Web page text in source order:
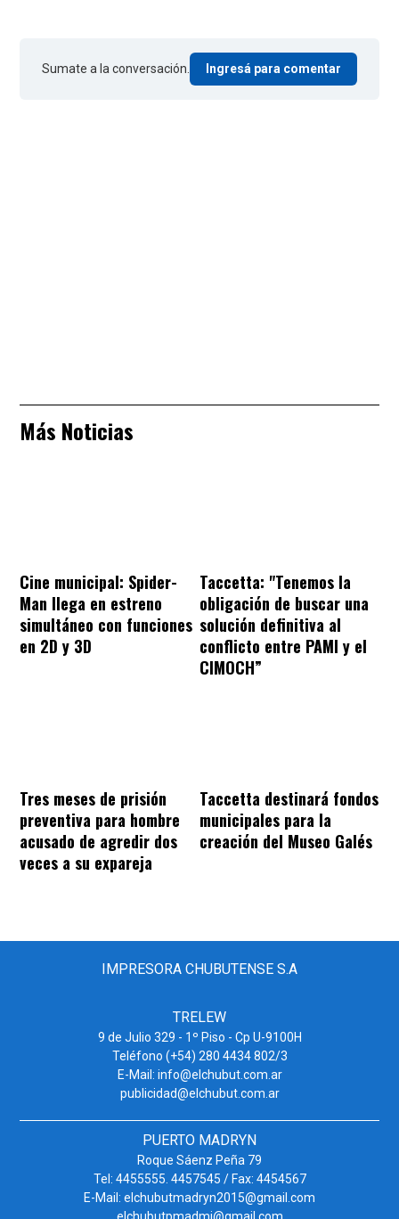
Sumate a la conversación. Ingresá para comentar
Más Noticias
Cine municipal: Spider-
Man llega en estreno
simultáneo con funciones
en 2D y 3D
Taccetta: "Tenemos la
obligación de buscar una
solución definitiva al
conflicto entre PAMI y el
CIMOCH”
Tres meses de prisión
preventiva para hombre
acusado de agredir dos
veces a su expareja
Taccetta destinará fondos
municipales para la
creación del Museo Galés
IMPRESORA CHUBUTENSE S.A
TRELEW
9 de Julio 329 - 1º Piso - Cp U-9100H
Teléfono (+54) 280 4434 802/3
E-Mail: info@elchubut.com.ar
publicidad@elchubut.com.ar
PUERTO MADRYN
Roque Sáenz Peña 79
Tel: 4455555. 4457545 / Fax: 4454567
E-Mail: elchubutmadryn2015@gmail.com